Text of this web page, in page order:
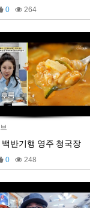
0 264
반기행 영주 청국장
0 248
16:11:47
일
14:37:56
일
은?
10:41:52